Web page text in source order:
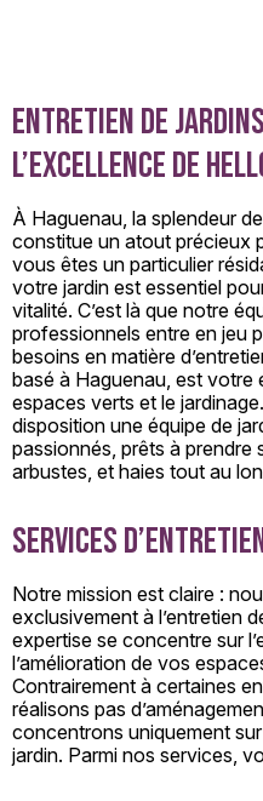
Entretien de jardins
l’excellence de
À Haguenau, la splendeur
constitue un atout précieux
vous êtes un particulier
votre jardin est essentiel
vitalité. C’est là que notre
professionnels entre en jeu
besoins en matière
basé à Haguenau, est votre
espaces verts et le
disposition une équipe de
passionnés, prêts à prendre
arbustes, et haies tout au
Services
Notre mission est claire :
exclusivement à l’entretien
expertise se concentre sur
l’amélioration de vos
Contrairement à certaines
réalisons pas
concentrons uniquement
jardin. Parmi nos services,